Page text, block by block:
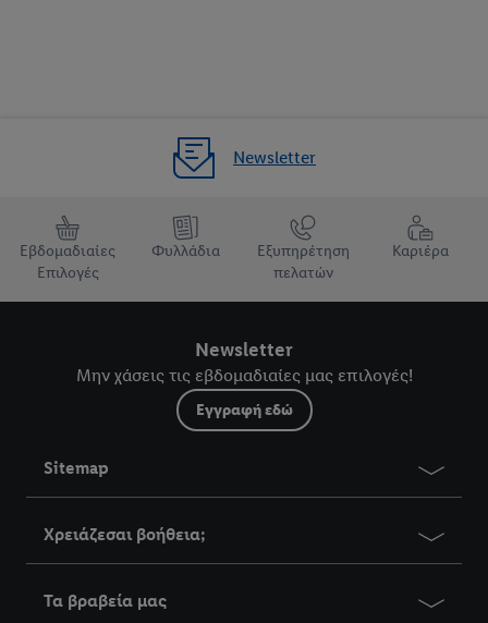
Newsletter
Εβδομαδιαίες
Επιλογές
Φυλλάδια
Εξυπηρέτηση
πελατών
Καριέρα
Newsletter
Μην χάσεις τις εβδομαδιαίες μας επιλογές!
Εγγραφή εδώ
Sitemap
Χρειάζεσαι βοήθεια;
Τα βραβεία μας